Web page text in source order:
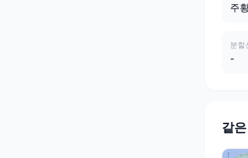
주
분할
-
같